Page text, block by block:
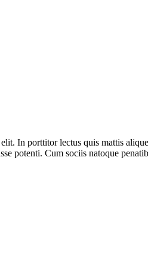
In porttitor lectus quis mattis
potenti. Cum sociis natoque